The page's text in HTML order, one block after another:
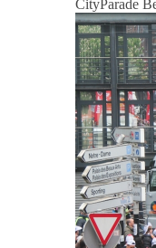
CityParade